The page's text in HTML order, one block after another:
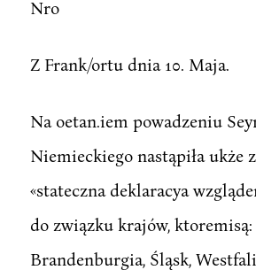
Nro
Z Frank/ortu dnia 10. Maja.
Na oetan.iem powadzeniu
Niemieckiego nastąpiła ukże
«stateczna deklaracya
do związku krajów, ktoremisą:
Brandenburgia, Śląsk,